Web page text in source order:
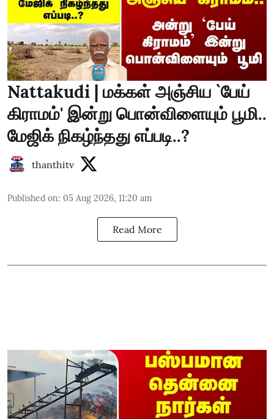
Nattakudi | மக்கள் அஞ்சிய `பேய்
கிராமம்' இன்று பொன்விளையும் பூமி..
மேஜிக் நிகழ்ந்தது எப்படி..?
thanthitv
Published on: 05 Aug 2026, 11:20 am
Read More